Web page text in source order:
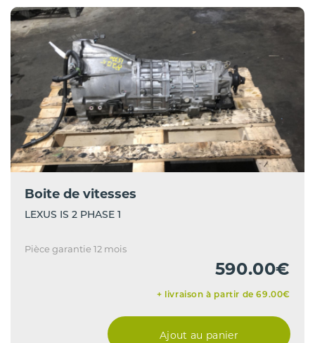
Boite de vitesses
LEXUS IS 2 PHASE 1
Pièce garantie 12 mois
590.00€
+ livraison à partir de 69.00€
Ajout au panier